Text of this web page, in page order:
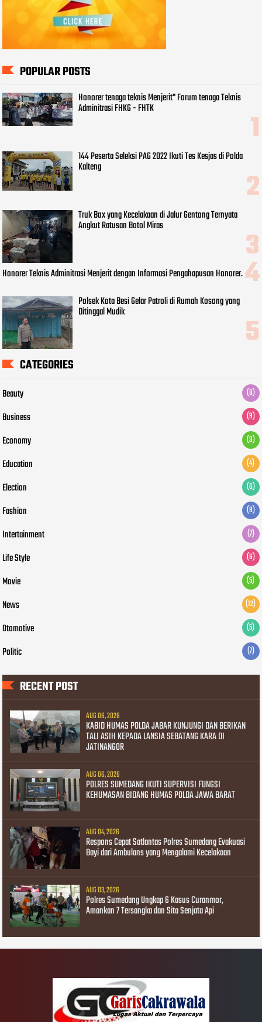
POPULAR POSTS
Honorer tenaga teknis Menjerit" Forum tenaga Teknis
Adminitrasi FHKG - FHTK
144 Peserta Seleksi PAG 2022 Ikuti Tes Kesjas di Polda
Kalteng
Truk Box yang Kecelakaan di Jalur Gentong Ternyata
Angkut Ratusan Botol Miras
Honorer Teknis Adminitrasi Menjerit dengan Informasi Pengahapusan Honorer.
Polsek Kota Besi Gelar Patroli di Rumah Kosong yang
Ditinggal Mudik
CATEGORIES
Beauty (8)
Business (9)
Economy (9)
Education (4)
Election (6)
Fashion (8)
Intertainment (7)
Life Style (6)
Movie (5)
News (12)
Otomotive (5)
Politic (7)
RECENT POST
AUG 06, 2026
KABID HUMAS POLDA JABAR KUNJUNGI DAN BERIKAN
TALI ASIH KEPADA LANSIA SEBATANG KARA DI
JATINANGOR
AUG 06, 2026
POLRES SUMEDANG IKUTI SUPERVISI FUNGSI
KEHUMASAN BIDANG HUMAS POLDA JAWA BARAT
AUG 04, 2026
Respons Cepat Satlantas Polres Sumedang Evakuasi
Bayi dari Ambulans yang Mengalami Kecelakaan
AUG 03, 2026
Polres Sumedang Ungkap 6 Kasus Curanmor,
Amankan 7 Tersangka dan Sita Senjata Api